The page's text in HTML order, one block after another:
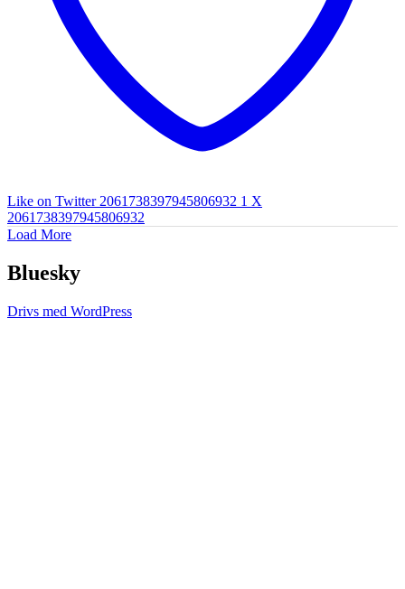
Like on Twitter 2061738397945806932 1 X
2061738397945806932
Load More
Bluesky
Drivs med WordPress